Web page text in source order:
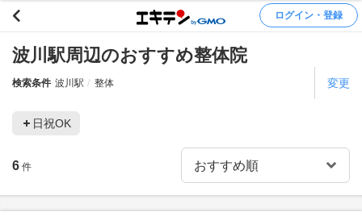
ログイン・登録
波川駅周辺のおすすめ整体院
検索条件 波川駅 整体 変更
日祝OK
6 件